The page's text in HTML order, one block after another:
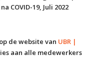
COVID-19, Juli 2022
de website van UBR |
aan alle medewerkers